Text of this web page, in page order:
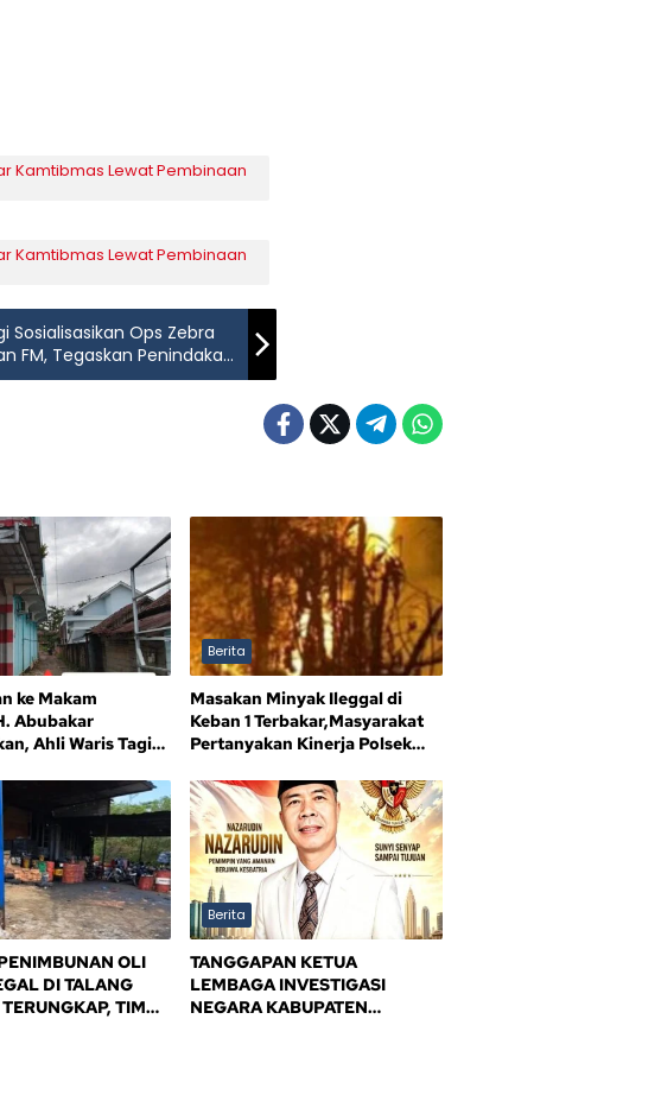
Kamtibmas Lewat Pembinaan
Kamtibmas Lewat Pembinaan
Sosialisasikan Ops Zebra
FM, Tegaskan Penindakan
Sejak Usia Dini.
ke Makam
Abubakar
Ahli Waris Tagih
Berita
Masakan Minyak Ileggal di
Keban 1 Terbakar,Masyarakat
Pertanyakan Kinerja Polsek
OLI
DI TALANG
TIM
Berita
TANGGAPAN KETUA
LEMBAGA INVESTIGASI
NEGARA KABUPATEN